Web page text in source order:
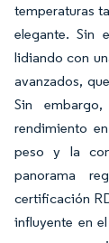
temperaturas
elegante. Sin
lidiando con
avanzados,
Sin
rendimiento
peso y la
panorama
certificación
influyente en